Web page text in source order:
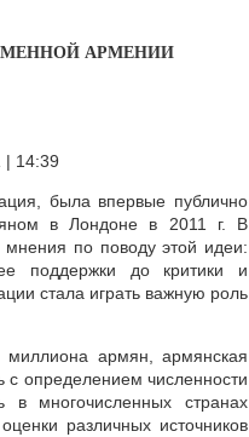
АРМЕНИИ
| 14:39
была впервые публично
в Лондоне в 2011 г. В
по поводу этой идеи:
поддержки до критики и
стала играть важную роль
армян, армянская
определением численности
многочисленных странах
различных источников